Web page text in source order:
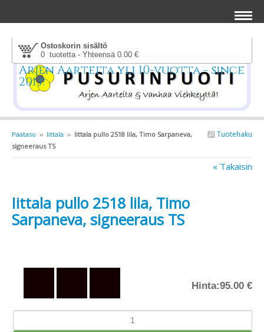
Ostoskorin sisältö
0 tuotetta - Yhteensä 0.00 €
Arjen Aarteita yli 10-vuotta - since
2013!
Tuotehaku
Päätaso ›› Iittala ›› Iittala pullo 2518 lila, Timo Sarpaneva,
signeeraus TS
« Takaisin
Iittala pullo 2518 lila, Timo
Sarpaneva, signeeraus TS
Hinta:95.00 €